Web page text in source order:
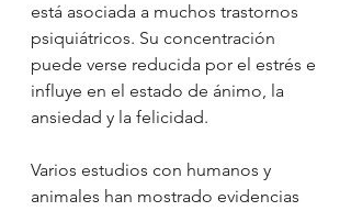
está asociada a muchos trastornos
psiquiátricos. Su concentración
puede verse reducida por el estrés e
influye en el estado de ánimo, la
ansiedad y la felicidad.
Varios estudios con humanos y
animales han mostrado evidencias